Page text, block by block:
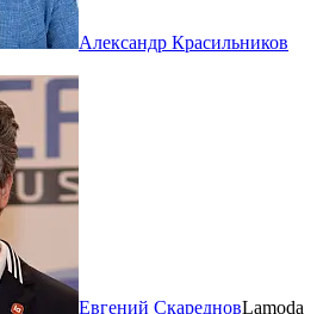
Александр Красильников
Евгений СкаредновLamoda